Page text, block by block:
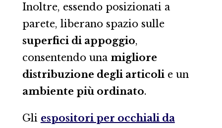
Inoltre, essendo posizionati a
parete, liberano spazio sulle
superfici di appoggio,
consentendo una migliore
distribuzione degli articolie un
ambiente più ordinato.
Gli espositori per occhiali da